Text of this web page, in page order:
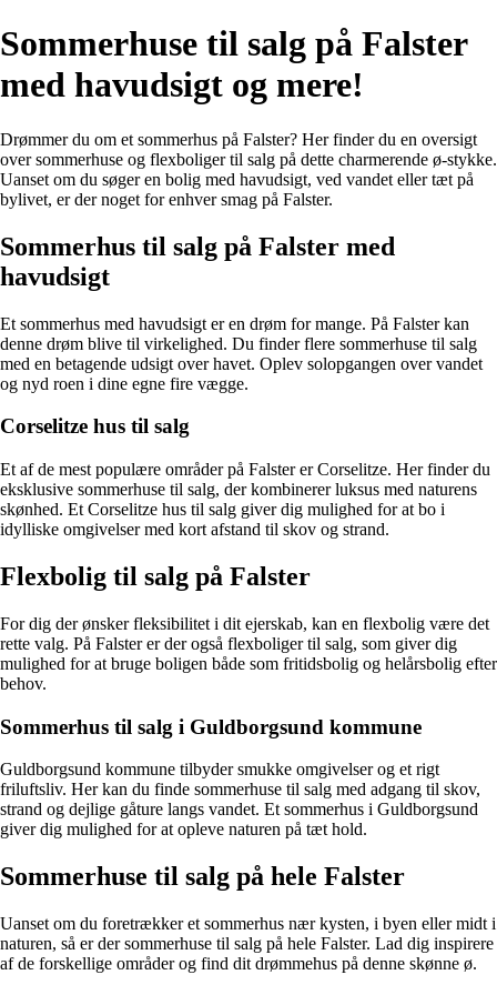
Sommerhuse til salg på Falster
med havudsigt og mere!
Drømmer du om et sommerhus på Falster? Her finder du en oversigt
over sommerhuse og flexboliger til salg på dette charmerende ø-stykke.
Uanset om du søger en bolig med havudsigt, ved vandet eller tæt på
bylivet, er der noget for enhver smag på Falster.
Sommerhus til salg på Falster med
havudsigt
Et sommerhus med havudsigt er en drøm for mange. På Falster kan
denne drøm blive til virkelighed. Du finder flere sommerhuse til salg
med en betagende udsigt over havet. Oplev solopgangen over vandet
og nyd roen i dine egne fire vægge.
Corselitze hus til salg
Et af de mest populære områder på Falster er Corselitze. Her finder du
eksklusive sommerhuse til salg, der kombinerer luksus med naturens
skønhed. Et Corselitze hus til salg giver dig mulighed for at bo i
idylliske omgivelser med kort afstand til skov og strand.
Flexbolig til salg på Falster
For dig der ønsker fleksibilitet i dit ejerskab, kan en flexbolig være det
rette valg. På Falster er der også flexboliger til salg, som giver dig
mulighed for at bruge boligen både som fritidsbolig og helårsbolig efter
behov.
Sommerhus til salg i Guldborgsund kommune
Guldborgsund kommune tilbyder smukke omgivelser og et rigt
friluftsliv. Her kan du finde sommerhuse til salg med adgang til skov,
strand og dejlige gåture langs vandet. Et sommerhus i Guldborgsund
giver dig mulighed for at opleve naturen på tæt hold.
Sommerhuse til salg på hele Falster
Uanset om du foretrækker et sommerhus nær kysten, i byen eller midt i
naturen, så er der sommerhuse til salg på hele Falster. Lad dig inspirere
af de forskellige områder og find dit drømmehus på denne skønne ø.